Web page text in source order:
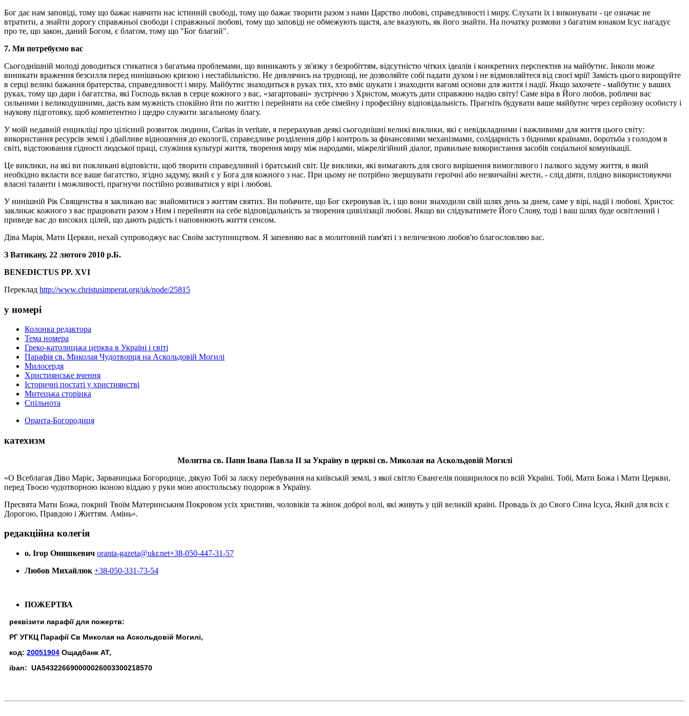
Бог дає нам заповіді, тому що бажає навчити нас істинній свободі, тому що бажає творити разом з нами Царство любові, справедливості і миру. Слухати їх і виконувати - це означає не
втратити, а знайти дорогу справжньої свободи і справжньої любові, тому що заповіді не обмежують щастя, але вказують, як його знайти. На початку розмови з багатим юнаком Ісус нагадує
про те, що закон, даний Богом, є благом, тому що "Бог благий".
7. Ми потребуємо вас
Сьогоднішній молоді доводиться стикатися з багатьма проблемами, що виникають у зв'язку з безробіттям, відсутністю чітких ідеалів і конкретних перспектив на майбутнє. Інколи може
виникати враження безсилля перед нинішньою кризою і нестабільністю. Не дивлячись на труднощі, не дозволяйте собі падати духом і не відмовляйтеся від своєї мрії! Замість цього вирощуйте
в серці великі бажання братерства, справедливості і миру. Майбутнє знаходиться в руках тих, хто вміє шукати і знаходити вагомі основи для життя і надії. Якщо захочете - майбутнє у ваших
руках, тому що дари і багатства, які Господь вклав в серце кожного з вас, «загартовані» зустріччю з Христом, можуть дати справжню надію світу! Саме віра в Його любов, роблячи вас
сильними і великодушними, дасть вам мужність спокійно йти по життю і перейняти на себе сімейну і професійну відповідальність. Прагніть будувати ваше майбутнє через серйозну особисту і
наукову підготовку, щоб компетентно і щедро служити загальному благу.
У моїй недавній енцикліці про цілісний розвиток людини, Caritas in veritate, я перерахував деякі сьогоднішні великі виклики, які є невідкладними і важливими для життя цього світу:
використання ресурсів землі і дбайливе відношення до екології, справедливе розділення дібр і контроль за фінансовими механізмами, солідарність з бідними країнами, боротьба з голодом в
світі, відстоювання гідності людської праці, служіння культурі життя, творення миру між народами, міжрелігійний діалог, правильне використання засобів соціальної комунікації.
Це виклики, на які ви покликані відповісти, щоб творити справедливий і братський світ. Це виклики, які вимагають для свого вирішення вимогливого і палкого задуму життя, в який
необхідно вкласти все ваше багатство, згідно задуму, який є у Бога для кожного з нас. При цьому не потрібно звершувати героїчні або незвичайні жести, - слід діяти, плідно використовуючи
власні таланти і можливості, прагнучи постійно розвиватися у вірі і любові.
У нинішній Рік Священства я закликаю вас знайомитися з життям святих. Ви побачите, що Бог скеровував їх, і що вони знаходили свій шлях день за днем, саме у вірі, надії і любові. Христос
закликає кожного з вас працювати разом з Ним і перейняти на себе відповідальність за творення цивілізації любові. Якщо ви слідуватимете Його Слову, тоді і ваш шлях буде освітлений і
приведе вас до високих цілей, що дають радість і наповнюють життя сенсом.
Діва Марія, Мати Церкви, нехай супроводжує вас Своїм заступництвом. Я запевняю вас в молитовній пам'яті і з величезною любов'ю благословляю вас.
З Ватикану, 22 лютого 2010 р.Б.
BENEDICTUS PP. XVI
Переклад http://www.christusimperat.org/uk/node/25815
у номері
Колонка редактора
Тема номера
Греко-католицька церква в Україні і світі
Парафія св. Миколая Чудотворця на Аскольдовій Могилі
Милосердя
Християнське вчення
Історичні постаті у християнстві
Митецька сторінка
Спільнота
Оранта-Богородиця
катехизм
Молитва св. Папи Івана Павла ІІ за Україну в церкві св. Миколая на Аскольдовій Могилі
«О Всеблагая Діво Маріє, Зарваницька Богородице, дякую Тобі за ласку перебування на київській землі, з якої світло Євангелія поширилося по всій Україні. Тобі, Мати Божа і Мати Церкви,
перед Твоєю чудотворною іконою віддаю у руки мою апостольську подорож в Україну.
Пресвята Мати Божа, покрий Твоїм Материнським Покровом усіх християн, чоловіків та жінок доброї волі, які живуть у цій великій країні. Провадь їх до Свого Сина Ісуса, Який для всіх є
Дорогою, Правдою і Життям. Амінь».
редакційна колегія
о. Ігор Онишкевич oranta-gazeta@ukr.net+38-050-447-31-57
Любов Михайлюк +38-050-331-73-54
ПОЖЕРТВА
реквізити парафії для пожертв:
РГ УГКЦ Парафії Св Миколая на Аскольдовій Могилі,
код: 20051904 Ощадбанк АТ,
iban: UA543226690000026003300218570